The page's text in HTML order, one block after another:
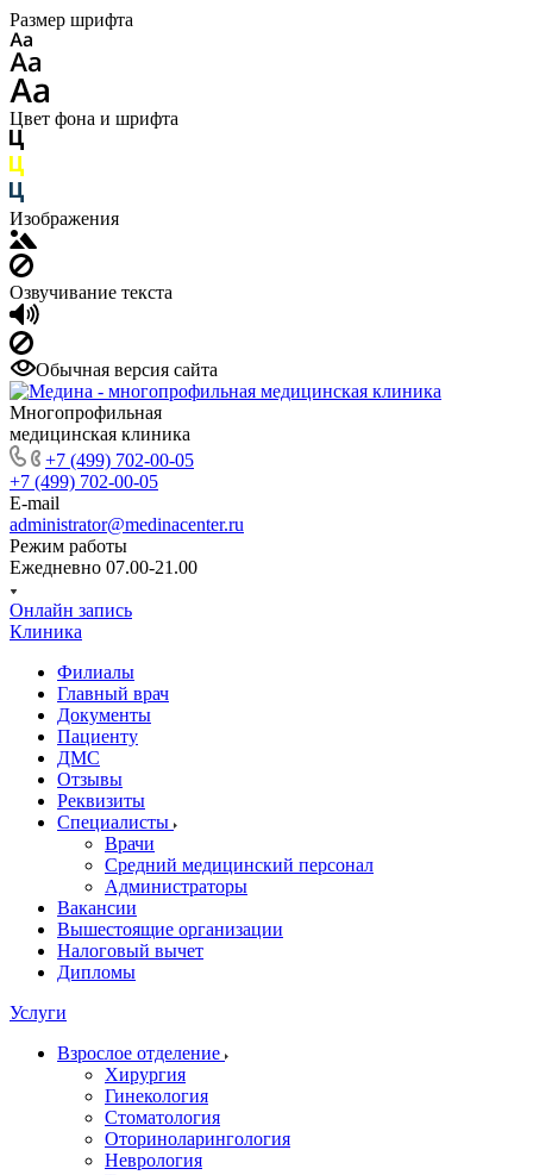
Размер шрифта
Цвет фона и шрифта
Изображения
Озвучивание текста
Обычная версия сайта
Многопрофильная
медицинская клиника
+7 (499) 702-00-05
+7 (499) 702-00-05
E-mail
administrator@medinacenter.ru
Режим работы
Ежедневно 07.00-21.00
Онлайн запись
Клиника
Филиалы
Главный врач
Документы
Пациенту
ДМС
Отзывы
Реквизиты
Специалисты
Врачи
Средний медицинский персонал
Администраторы
Вакансии
Вышестоящие организации
Налоговый вычет
Дипломы
Услуги
Взрослое отделение
Хирургия
Гинекология
Стоматология
Оториноларингология
Неврология